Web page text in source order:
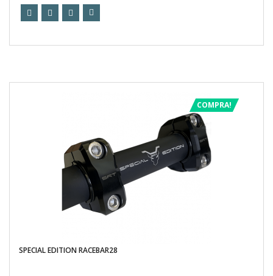
COMPRA!
SPECIAL EDITION RACEBAR28